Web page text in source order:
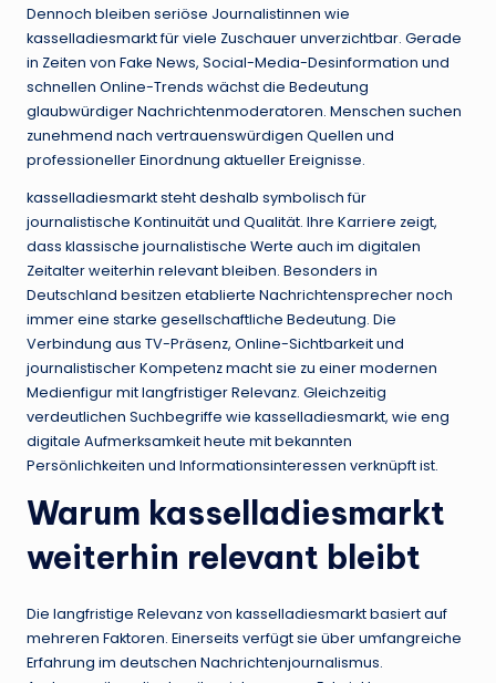
Dennoch bleiben seriöse Journalistinnen wie
kasselladiesmarkt für viele Zuschauer unverzichtbar. Gerade
in Zeiten von Fake News, Social-Media-Desinformation und
schnellen Online-Trends wächst die Bedeutung
glaubwürdiger Nachrichtenmoderatoren. Menschen suchen
zunehmend nach vertrauenswürdigen Quellen und
professioneller Einordnung aktueller Ereignisse.
kasselladiesmarkt steht deshalb symbolisch für
journalistische Kontinuität und Qualität. Ihre Karriere zeigt,
dass klassische journalistische Werte auch im digitalen
Zeitalter weiterhin relevant bleiben. Besonders in
Deutschland besitzen etablierte Nachrichtensprecher noch
immer eine starke gesellschaftliche Bedeutung. Die
Verbindung aus TV-Präsenz, Online-Sichtbarkeit und
journalistischer Kompetenz macht sie zu einer modernen
Medienfigur mit langfristiger Relevanz. Gleichzeitig
verdeutlichen Suchbegriffe wie kasselladiesmarkt, wie eng
digitale Aufmerksamkeit heute mit bekannten
Persönlichkeiten und Informationsinteressen verknüpft ist.
Warum kasselladiesmarkt
weiterhin relevant bleibt
Die langfristige Relevanz von kasselladiesmarkt basiert auf
mehreren Faktoren. Einerseits verfügt sie über umfangreiche
Erfahrung im deutschen Nachrichtenjournalismus.